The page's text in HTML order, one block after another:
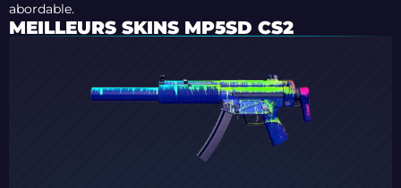
abordable.
MEILLEURS SKINS MP5SD CS2